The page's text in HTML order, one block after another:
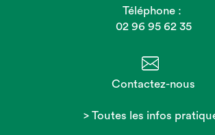
Téléphone :
02 96 95 62 35
Contactez-nous
> Toutes les infos